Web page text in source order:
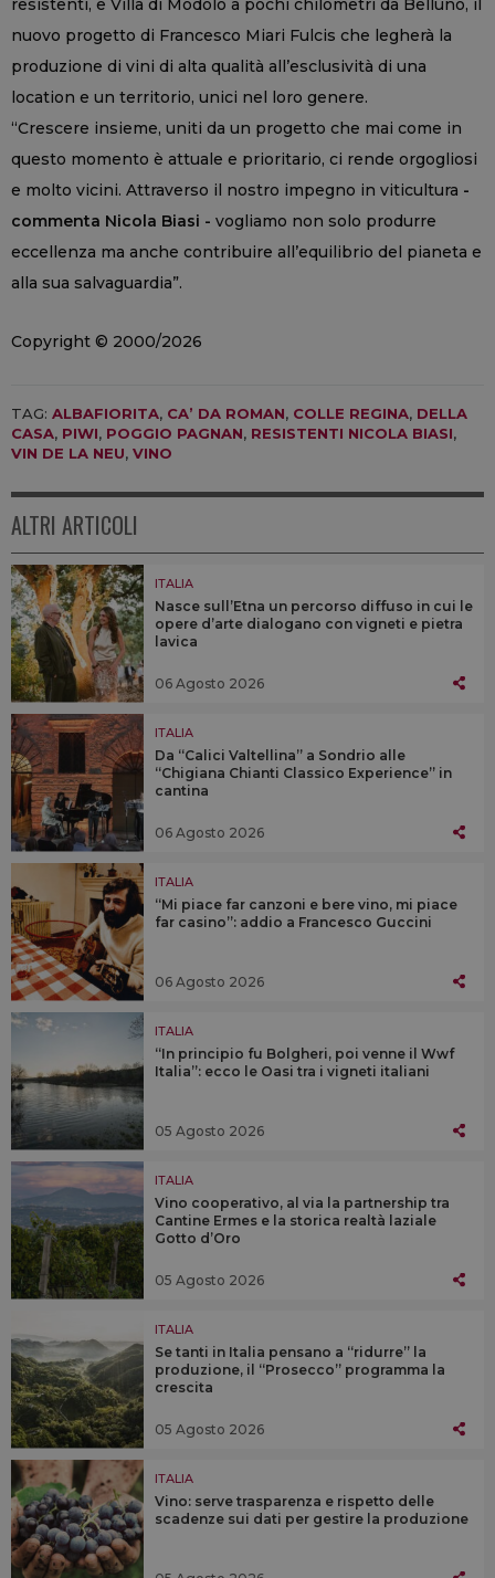
nuovo progetto di Francesco Miari Fulcis che legherà la
produzione di vini di alta qualità all’esclusività di una
location e un territorio, unici nel loro genere.
“Crescere insieme, uniti da un progetto che mai come in
questo momento è attuale e prioritario, ci rende orgogliosi
e molto vicini. Attraverso il nostro impegno in viticultura -
commenta Nicola Biasi - vogliamo non solo produrre
eccellenza ma anche contribuire all’equilibrio del pianeta e
alla sua salvaguardia”.
Copyright © 2000/2026
TAG: ALBAFIORITA, CA’ DA ROMAN, COLLE REGINA, DELLA
CASA, PIWI, POGGIO PAGNAN, RESISTENTI NICOLA BIASI,
VIN DE LA NEU, VINO
ALTRI ARTICOLI
ITALIA
Nasce sull’Etna un percorso diffuso in cui le
opere d’arte dialogano con vigneti e pietra
lavica
06 Agosto 2026
ITALIA
Da “Calici Valtellina” a Sondrio alle
“Chigiana Chianti Classico Experience” in
cantina
06 Agosto 2026
ITALIA
“Mi piace far canzoni e bere vino, mi piace
far casino”: addio a Francesco Guccini
06 Agosto 2026
ITALIA
“In principio fu Bolgheri, poi venne il Wwf
Italia”: ecco le Oasi tra i vigneti italiani
05 Agosto 2026
ITALIA
Vino cooperativo, al via la partnership tra
Cantine Ermes e la storica realtà laziale
Gotto d’Oro
05 Agosto 2026
ITALIA
Se tanti in Italia pensano a “ridurre” la
produzione, il “Prosecco” programma la
crescita
05 Agosto 2026
ITALIA
Vino: serve trasparenza e rispetto delle
scadenze sui dati per gestire la produzione